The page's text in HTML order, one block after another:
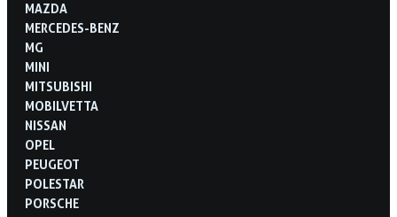
MAZDA
MERCEDES-BENZ
MG
MINI
MITSUBISHI
MOBILVETTA
NISSAN
OPEL
PEUGEOT
POLESTAR
PORSCHE